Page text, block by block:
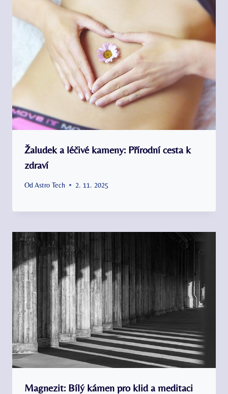
Žaludek a léčivé kameny: Přírodní cesta k
zdraví
Od Astro Tech 2. 11. 2025
Magnezit: Bílý kámen pro klid a meditaci